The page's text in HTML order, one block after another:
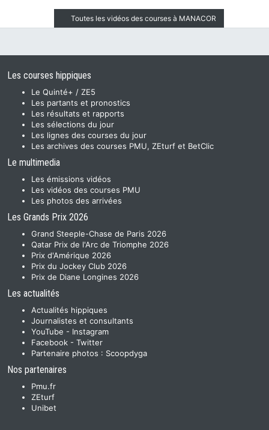
Toutes les vidéos des courses à MANACOR
Les courses hippiques
Le Quinté+ / ZE5
Les partants et pronostics
Les résultats et rapports
Les sélections du jour
Les lignes des courses du jour
Les archives des courses PMU, ZEturf et BetClic
Le multimedia
Les émissions vidéos
Les vidéos des courses PMU
Les photos des arrivées
Les Grands Prix 2026
Grand Steeple-Chase de Paris 2026
Qatar Prix de l'Arc de Triomphe 2026
Prix d'Amérique 2026
Prix du Jockey Club 2026
Prix de Diane Longines 2026
Les actualités
Actualités hippiques
Journalistes et consultants
YouTube - Instagram
Facebook - Twitter
Partenaire photos : Scoopdyga
Nos partenaires
Pmu.fr
ZEturf
Unibet